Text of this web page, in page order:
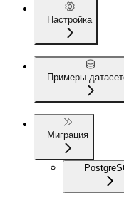
Настройка
Примеры
Миграция